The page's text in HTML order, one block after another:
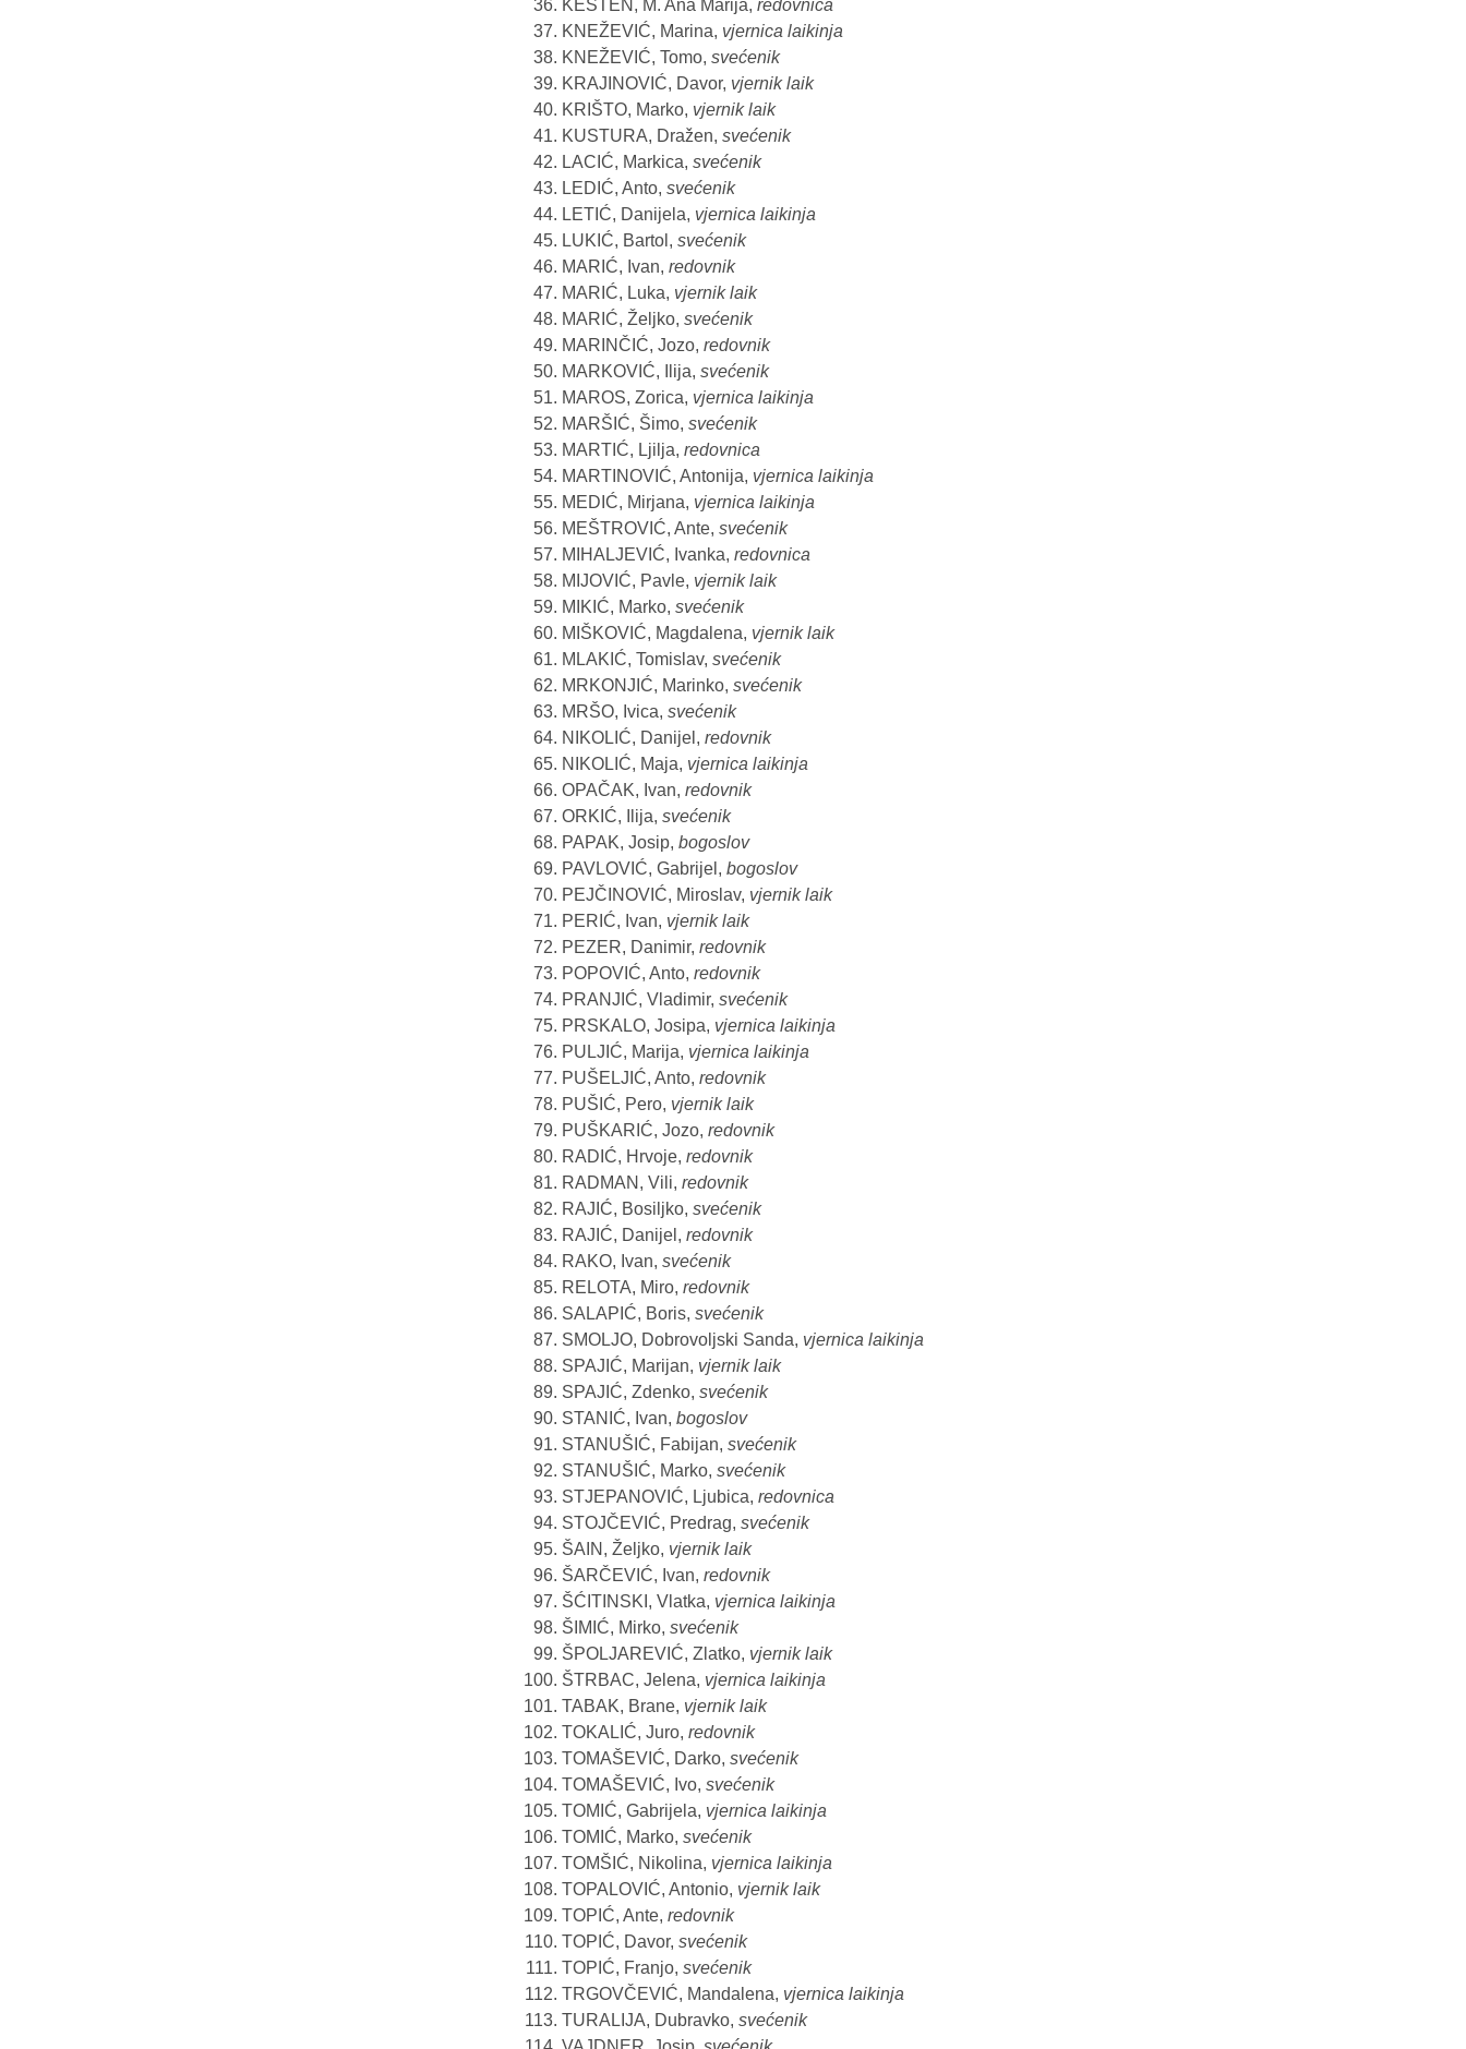
KESTEN, M. Ana Marija, redovnica
KNEŽEVIĆ, Marina, vjernica laikinja
KNEŽEVIĆ, Tomo, svećenik
KRAJINOVIĆ, Davor, vjernik laik
KRIŠTO, Marko, vjernik laik
KUSTURA, Dražen, svećenik
LACIĆ, Markica, svećenik
LEDIĆ, Anto, svećenik
LETIĆ, Danijela, vjernica laikinja
LUKIĆ, Bartol, svećenik
MARIĆ, Ivan, redovnik
MARIĆ, Luka, vjernik laik
MARIĆ, Željko, svećenik
MARINČIĆ, Jozo, redovnik
MARKOVIĆ, Ilija, svećenik
MAROS, Zorica, vjernica laikinja
MARŠIĆ, Šimo, svećenik
MARTIĆ, Ljilja, redovnica
MARTINOVIĆ, Antonija, vjernica laikinja
MEDIĆ, Mirjana, vjernica laikinja
MEŠTROVIĆ, Ante, svećenik
MIHALJEVIĆ, Ivanka, redovnica
MIJOVIĆ, Pavle, vjernik laik
MIKIĆ, Marko, svećenik
MIŠKOVIĆ, Magdalena, vjernik laik
MLAKIĆ, Tomislav, svećenik
MRKONJIĆ, Marinko, svećenik
MRŠO, Ivica, svećenik
NIKOLIĆ, Danijel, redovnik
NIKOLIĆ, Maja, vjernica laikinja
OPAČAK, Ivan, redovnik
ORKIĆ, Ilija, svećenik
PAPAK, Josip, bogoslov
PAVLOVIĆ, Gabrijel, bogoslov
PEJČINOVIĆ, Miroslav, vjernik laik
PERIĆ, Ivan, vjernik laik
PEZER, Danimir, redovnik
POPOVIĆ, Anto, redovnik
PRANJIĆ, Vladimir, svećenik
PRSKALO, Josipa, vjernica laikinja
PULJIĆ, Marija, vjernica laikinja
PUŠELJIĆ, Anto, redovnik
PUŠIĆ, Pero, vjernik laik
PUŠKARIĆ, Jozo, redovnik
RADIĆ, Hrvoje, redovnik
RADMAN, Vili, redovnik
RAJIĆ, Bosiljko, svećenik
RAJIĆ, Danijel, redovnik
RAKO, Ivan, svećenik
RELOTA, Miro, redovnik
SALAPIĆ, Boris, svećenik
SMOLJO, Dobrovoljski Sanda, vjernica laikinja
SPAJIĆ, Marijan, vjernik laik
SPAJIĆ, Zdenko, svećenik
STANIĆ, Ivan, bogoslov
STANUŠIĆ, Fabijan, svećenik
STANUŠIĆ, Marko, svećenik
STJEPANOVIĆ, Ljubica, redovnica
STOJČEVIĆ, Predrag, svećenik
ŠAIN, Željko, vjernik laik
ŠARČEVIĆ, Ivan, redovnik
ŠĆITINSKI, Vlatka, vjernica laikinja
ŠIMIĆ, Mirko, svećenik
ŠPOLJAREVIĆ, Zlatko, vjernik laik
ŠTRBAC, Jelena, vjernica laikinja
TABAK, Brane, vjernik laik
TOKALIĆ, Juro, redovnik
TOMAŠEVIĆ, Darko, svećenik
TOMAŠEVIĆ, Ivo, svećenik
TOMIĆ, Gabrijela, vjernica laikinja
TOMIĆ, Marko, svećenik
TOMŠIĆ, Nikolina, vjernica laikinja
TOPALOVIĆ, Antonio, vjernik laik
TOPIĆ, Ante, redovnik
TOPIĆ, Davor, svećenik
TOPIĆ, Franjo, svećenik
TRGOVČEVIĆ, Mandalena, vjernica laikinja
TURALIJA, Dubravko, svećenik